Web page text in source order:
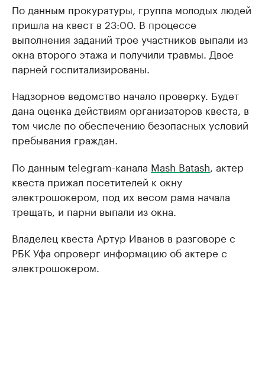
По данным прокуратуры, группа молодых людей
пришла на квест в 23:00. В процессе
выполнения заданий трое участников выпали из
окна второго этажа и получили травмы. Двое
парней госпитализированы.
Надзорное ведомство начало проверку. Будет
дана оценка действиям организаторов квеста, в
том числе по обеспечению безопасных условий
пребывания граждан.
По данным telegram-канала Mash Batash , актер
квеста прижал посетителей к окну
электрошокером, под их весом рама начала
трещать, и парни выпали из окна.
Владелец квеста Артур Иванов в разговоре с
РБК Уфа опроверг информацию об актере с
электрошокером.